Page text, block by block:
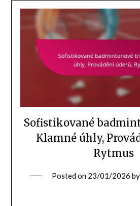
Sofistikované
Klamné úhly,
Rytmus
Posted on 23/01/2026 by